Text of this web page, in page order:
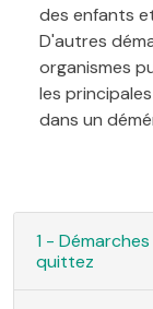
des enfants
D'autres
organismes
les
dans un
1 -
quittez